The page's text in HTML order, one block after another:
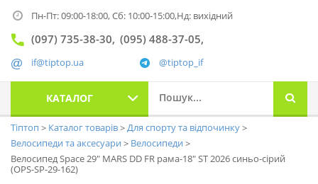
Пн-Пт: 09:00-18:00,Сб: 10:00-15:00,Нд: вихідний
(097) 735-38-30 (095) 488-37-05
@tiptop_if
if@tiptop.ua
КАТАЛОГ
Тіптоп Каталог товарів
Для спорту та відпочинку
Велосипеди та аксесуари
Велосипеди
Велосипед Space 29" MARS DD FR рама-18" ST 2026 синьо-сірий
(OPS-SP-29-162)